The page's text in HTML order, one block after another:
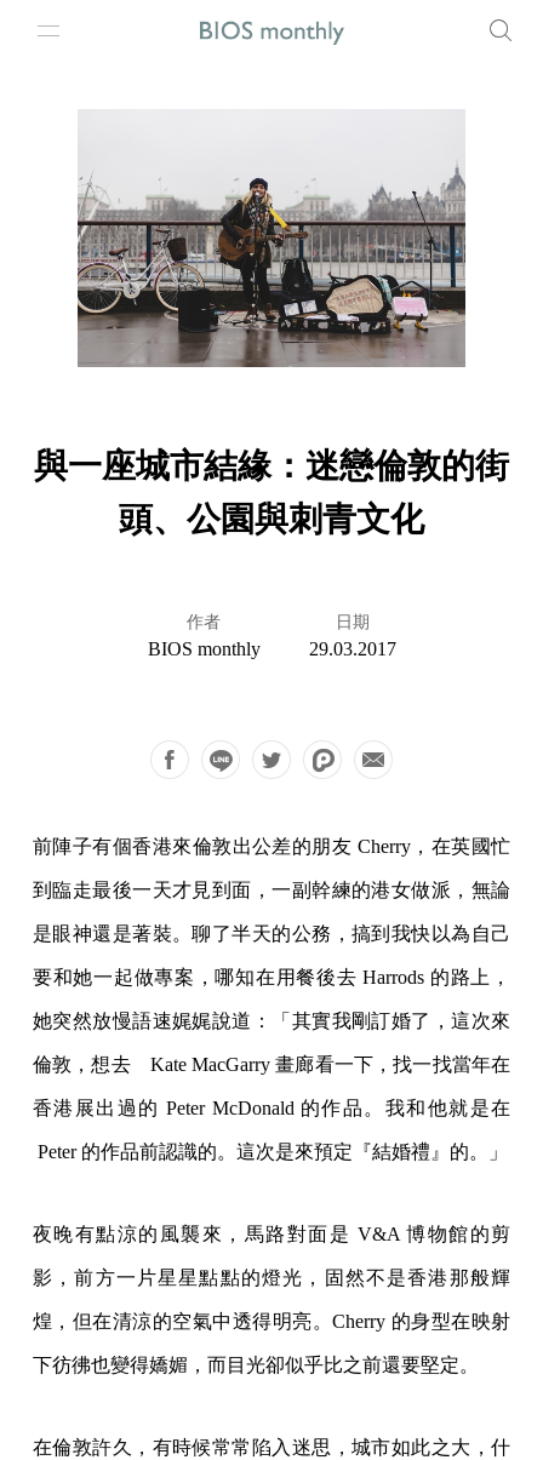
與一座城市結緣：迷戀倫敦的街
頭、公園與刺青文化
作者
BIOS monthly
日期
29.03.2017
前陣子有個香港來倫敦出公差的朋友 Cherry，在英國忙
到臨走最後一天才見到面，一副幹練的港女做派，無論
是眼神還是著裝。聊了半天的公務，搞到我快以為自己
要和她一起做專案，哪知在用餐後去 Harrods 的路上，
她突然放慢語速娓娓說道：「其實我剛訂婚了，這次來
倫敦，想去 Kate MacGarry 畫廊看一下，找一找當年在
香港展出過的 Peter McDonald 的作品。我和他就是在
Peter 的作品前認識的。這次是來預定『結婚禮』的。」
夜晚有點涼的風襲來，馬路對面是 V&A 博物館的剪
影，前方一片星星點點的燈光，固然不是香港那般輝
煌，但在清涼的空氣中透得明亮。Cherry 的身型在映射
下彷彿也變得嬌媚，而目光卻似乎比之前還要堅定。
在倫敦許久，有時候常常陷入迷思，城市如此之大，什